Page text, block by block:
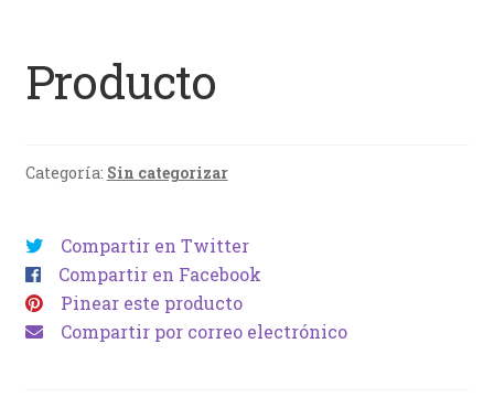
Producto
Categoría: Sin categorizar
Compartir en Twitter
Compartir en Facebook
Pinear este producto
Compartir por correo electrónico